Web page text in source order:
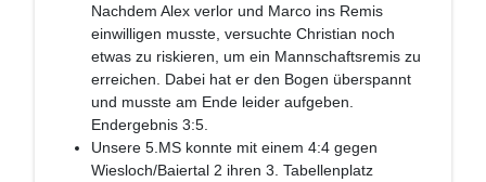
Nachdem Alex verlor und Marco ins Remis
einwilligen musste, versuchte Christian noch
etwas zu riskieren, um ein Mannschaftsremis zu
erreichen. Dabei hat er den Bogen überspannt
und musste am Ende leider aufgeben.
Endergebnis 3:5.
Unsere 5.MS konnte mit einem 4:4 gegen
Wiesloch/Baiertal 2 ihren 3. Tabellenplatz